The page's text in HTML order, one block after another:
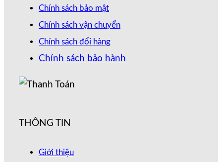
Chính sách bảo mật
Chính sách vận chuyển
Chính sách đổi hàng
Chính sách bảo hành
THÔNG TIN
Giới thiệu